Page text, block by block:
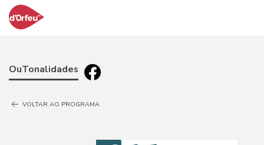
OuTonalidades
VOLTAR AO PROGRAMA